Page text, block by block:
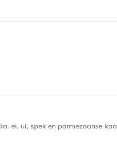
ei, ui, spek en parmezaanse